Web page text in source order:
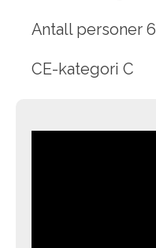
Antall personer 6
CE-kategori C